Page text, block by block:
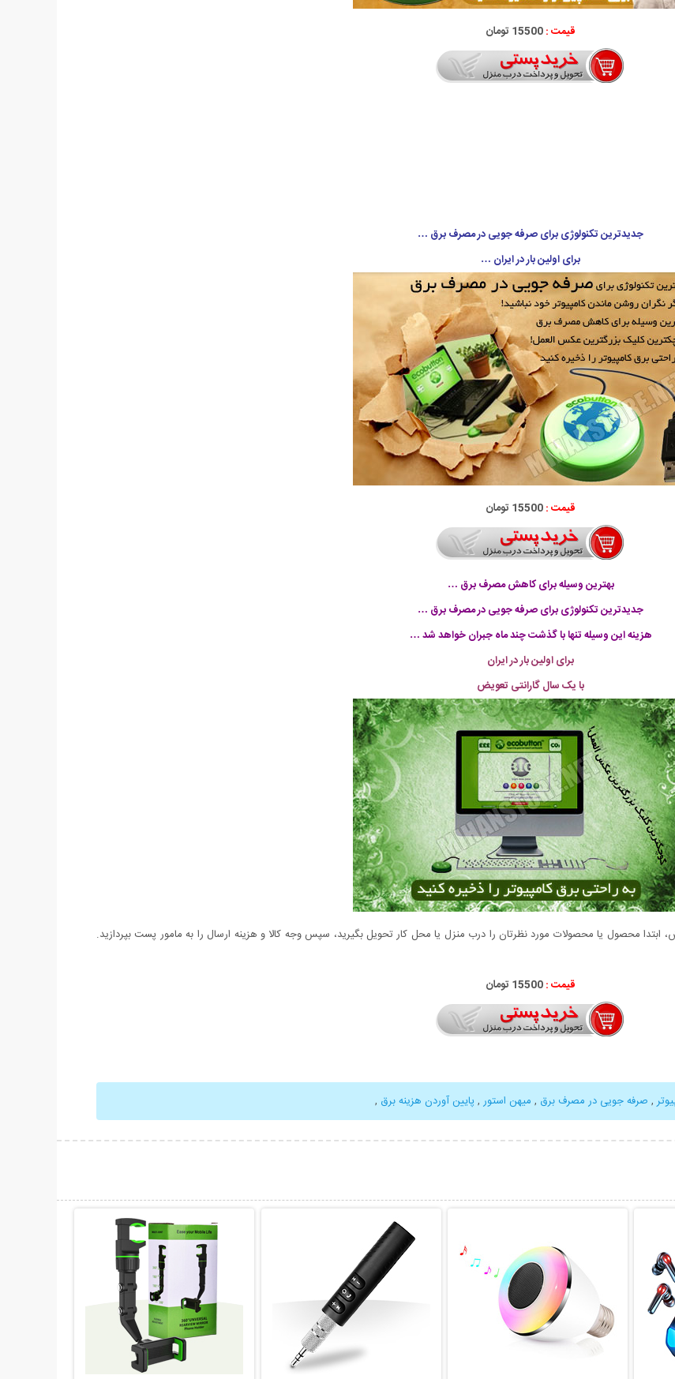
قیمت :
جدیدترین تکنولوژی برای صرفه جویی در مصرف برق …
برای اولین بار در ایران …
قیمت :
بهترین وسیله برای کاهش مصرف برق …
جدیدترین تکنولوژی برای صرفه جویی در مصرف برق …
هزینه این وسیله تنها با گذشت چند ماه جبران خواهد شد …
برای اولین بار در ایران
با یک سال گارانتی تعویض
محصول یا محصولات مورد نظرتان را درب منزل یا محل کار تحویل بگیرید، سپس وجه کالا و هزینه ارسال را به مامور پست بپردازید.
قیمت :
, صرفه جویی در مصرف برق , میهن استور , پایین آوردن هزینه برق ,